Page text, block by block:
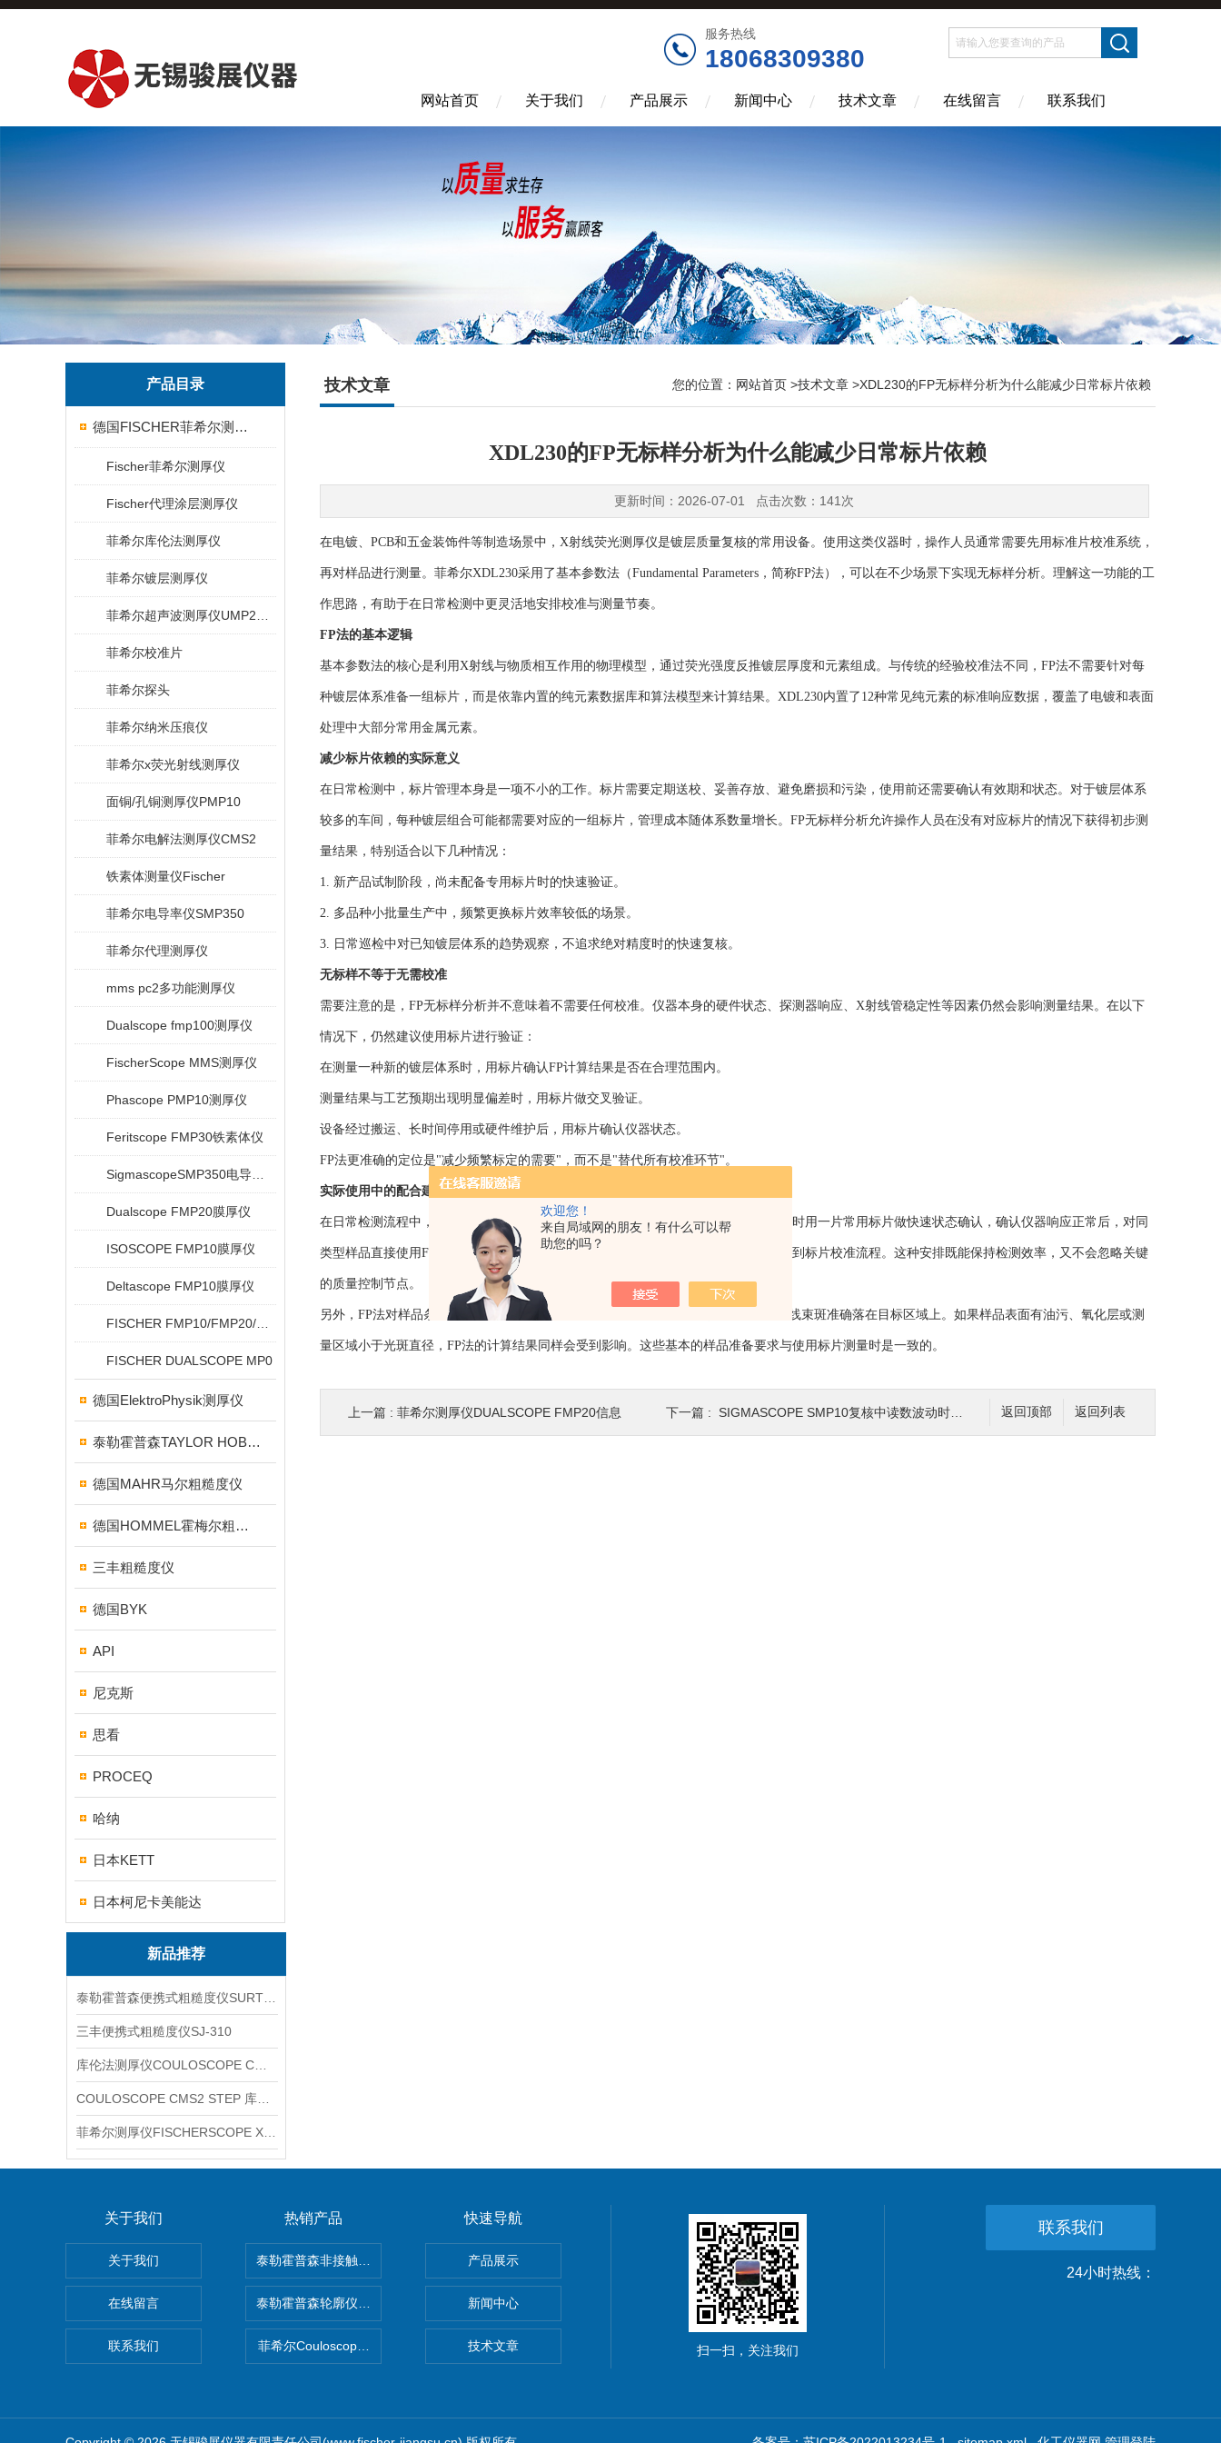
欢迎您！
来自局域网的朋友！有什么可以帮
助您的吗？
服务热线
18068309380
网站首页 关于我们 产品展示 新闻中心 技术文章 在线留言 联系我们
产品目录
德国FISCHER菲希尔测厚仪
Fischer菲希尔测厚仪
Fischer代理涂层测厚仪
菲希尔库伦法测厚仪
菲希尔镀层测厚仪
菲希尔校准片
菲希尔探头
菲希尔纳米压痕仪
菲希尔x荧光射线测厚仪
面铜/孔铜测厚仪PMP10
菲希尔电解法测厚仪CMS2
铁素体测量仪Fischer
菲希尔电导率仪SMP350
菲希尔代理测厚仪
mms pc2多功能测厚仪
Dualscope fmp100测厚仪
FischerScope MMS测厚仪
Phascope PMP10测厚仪
Feritscope FMP30铁素体仪
Dualscope FMP20膜厚仪
ISOSCOPE FMP10膜厚仪
Deltascope FMP10膜厚仪
FISCHER DUALSCOPE MP0
德国ElektroPhysik测厚仪
泰勒霍普森TAYLOR HOBSON粗糙度仪
德国MAHR马尔粗糙度仪
德国HOMMEL霍梅尔粗糙度仪
三丰粗糙度仪
德国BYK
API
尼克斯
思看
PROCEQ
哈纳
日本KETT
日本柯尼卡美能达
新品推荐
三丰便携式粗糙度仪SJ-310
技术文章 您的位置： 网站首页 >技术文章 >XDL230的FP无标样分析为什么能减少日常标片依赖
XDL230的FP无标样分析为什么能减少日常标片依赖
更新时间：2026-07-01 点击次数：141次
在电镀、PCB和五金装饰件等制造场景中，X射线荧光测厚仪是镀层质量复核的常用设备。使用这类仪器时，操作人员通常需要先用标准片校准系统，
再对样品进行测量。菲希尔XDL230采用了基本参数法（Fundamental Parameters，简称FP法），可以在不少场景下实现无标样分析。理解这一功能的工
作思路，有助于在日常检测中更灵活地安排校准与测量节奏。
FP法的基本逻辑
基本参数法的核心是利用X射线与物质相互作用的物理模型，通过荧光强度反推镀层厚度和元素组成。与传统的经验校准法不同，FP法不需要针对每
种镀层体系准备一组标片，而是依靠内置的纯元素数据库和算法模型来计算结果。XDL230内置了12种常见纯元素的标准响应数据，覆盖了电镀和表面
处理中大部分常用金属元素。
减少标片依赖的实际意义
在日常检测中，标片管理本身是一项不小的工作。标片需要定期送校、妥善存放、避免磨损和污染，使用前还需要确认有效期和状态。对于镀层体系
较多的车间，每种镀层组合可能都需要对应的一组标片，管理成本随体系数量增长。FP无标样分析允许操作人员在没有对应标片的情况下获得初步测
量结果，特别适合以下几种情况：
1. 新产品试制阶段，尚未配备专用标片时的快速验证。
2. 多品种小批量生产中，频繁更换标片效率较低的场景。
3. 日常巡检中对已知镀层体系的趋势观察，不追求绝对精度时的快速复核。
无标样不等于无需校准
需要注意的是，FP无标样分析并不意味着不需要任何校准。仪器本身的硬件状态、探测器响应、X射线管稳定性等因素仍然会影响测量结果。在以下
情况下，仍然建议使用标片进行验证：
在测量一种新的镀层体系时，用标片确认FP计算结果是否在合理范围内。
测量结果与工艺预期出现明显偏差时，用标片做交叉验证。
设备经过搬运、长时间停用或硬件维护后，用标片确认仪器状态。
FP法更准确的定位是"减少频繁标定的需要"，而不是"替代所有校准环节"。
实际使用中的配合建议
在日常检测流程中，可以把FP无标样分析和标片校准结合起来使用。比如，每天开工时用一片常用标片做快速状态确认，确认仪器响应正常后，对同
类型样品直接使用FP法测量。遇到特殊镀层体系或精度要求较高的检测任务时，再回到标片校准流程。这种安排既能保持检测效率，又不会忽略关键
的质量控制节点。
另外，FP法对样品条件有一定要求。测量时需要确保样品表面清洁、放置平整，X射线束斑准确落在目标区域上。如果样品表面有油污、氧化层或测
量区域小于光斑直径，FP法的计算结果同样会受到影响。这些基本的样品准备要求与使用标片测量时是一致的。
返回列表
返回顶部
上一篇 : 菲希尔测厚仪DUALSCOPE FMP20信息 下一篇 : SIGMASCOPE SMP10复核中读数波动时怎样逐项排查原因
关于我们
关于我们
在线留言
联系我们
热销产品
泰勒霍普森非接触式轮廓仪LUPHOScan 850 HD
泰勒霍普森轮廓仪|TAYLOR HOBSON
菲希尔Couloscope CMS2电解法测厚仪
快速导航
产品展示
新闻中心
技术文章 扫一扫，关注我们
联系我们
24小时热线：